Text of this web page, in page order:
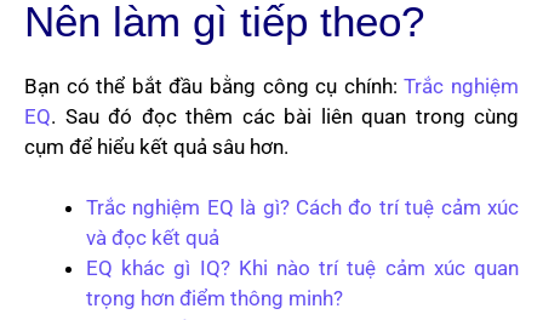
Nên làm gì tiếp theo?
Bạn có thể bắt đầu bằng công cụ chính:Trắc nghiệm
EQ. Sau đó đọc thêm các bài liên quan trong cùng
cụm để hiểu kết quả sâu hơn.
Trắc nghiệm EQ là gì? Cách đo trí tuệ cảm xúc
và đọc kết quả
EQ khác gì IQ? Khi nào trí tuệ cảm xúc quan
trọng hơn điểm thông minh?